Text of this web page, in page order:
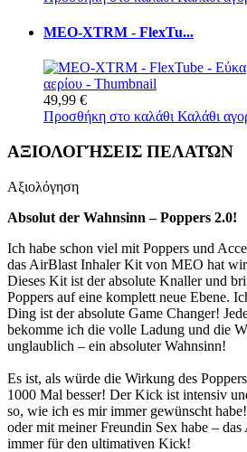
MEO-XTRM - FlexTu...
49,99 €
Προσθήκη στο καλάθι Καλάθι
ΑΞΙΟΛΟΓΉΣΕΙΣ ΠΕΛΑΤΏΝ
Αξιολόγηση
Absolut der Wahnsinn – Poppers 2.0!
Ich habe schon viel mit Poppers und
das AirBlast Inhaler Kit von MEO hat
Dieses Kit ist der absolute Knaller und
Poppers auf eine komplett neue Ebene.
Ding ist der absolute Game Changer!
bekomme ich die volle Ladung und die
unglaublich – ein absoluter Wahnsinn!
Es ist, als würde die Wirkung des
1000 Mal besser! Der Kick ist intensiv
so, wie ich es mir immer gewünscht
oder mit meiner Freundin Sex habe –
immer für den ultimativen Kick!